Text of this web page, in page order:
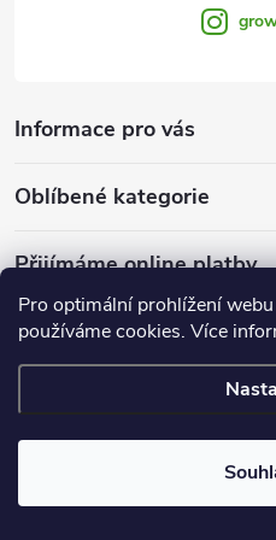
Pro optimální prohlížení
používáme cookies. Více
Informace pro vás
Oblíbené kategorie
Přijímáme online platby